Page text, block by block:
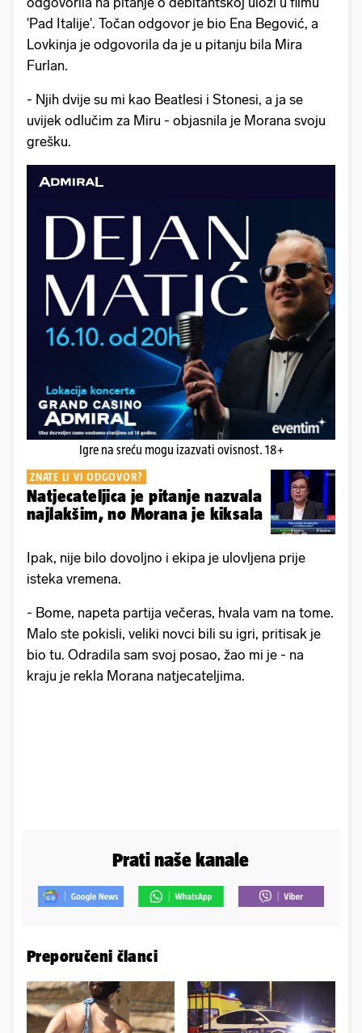
'Pad Italije'. Točan odgovor je bio Ena Begović, a
Lovkinja je odgovorila da je u pitanju bila Mira
Furlan.
- Njih dvije su mi kao Beatlesi i Stonesi, a ja se
uvijek odlučim za Miru - objasnila je Morana svoju
grešku.
Igre na sreću mogu izazvati ovisnost. 18+
ZNATE LI VI ODGOVOR?
Natjecateljica je pitanje nazvala
najlakšim, no Morana je kiksala
Ipak, nije bilo dovoljno i ekipa je ulovljena prije
isteka vremena.
- Bome, napeta partija večeras, hvala vam na tome.
Malo ste pokisli, veliki novci bili su igri, pritisak je
bio tu. Odradila sam svoj posao, žao mi je - na
kraju je rekla Morana natjecateljima.
Prati naše kanale
Preporučeni članci